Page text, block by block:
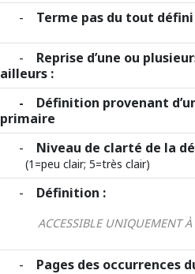
- Terme pas du tout défini
- Reprise d’une ou
ailleurs :
- Définition provenant
primaire
- Niveau de clarté de la
(1=peu clair; 5=très clair)
- Définition :
ACCESSIBLE UNIQUEMENT À
- Pages des occurrences